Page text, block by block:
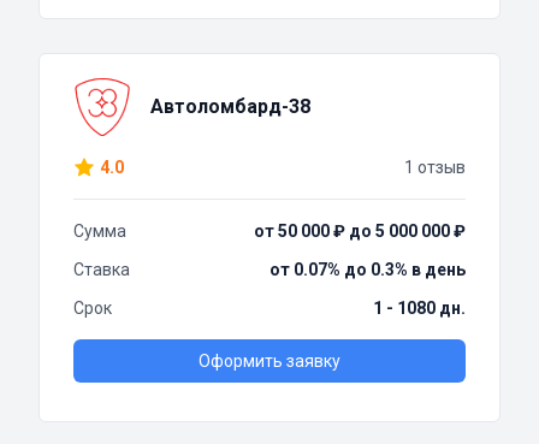
Автоломбард-38
4.0 1 отзыв
Сумма
от 50 000 ₽ до 5 000 000 ₽
Ставка
от 0.07% до 0.3% в день
Срок
1 - 1080 дн.
Оформить заявку